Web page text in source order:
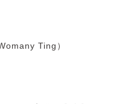
Ting）